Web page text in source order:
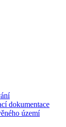
dokumentace
území